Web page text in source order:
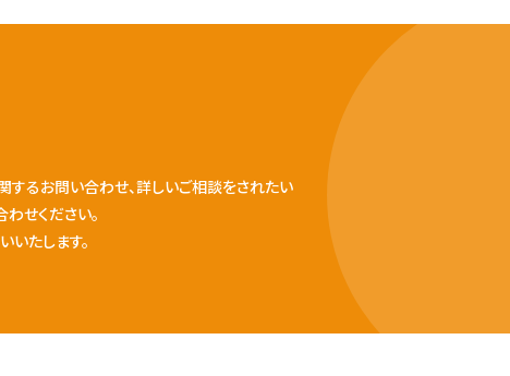
するお問い合わせ、詳しいご相談をされたい
せください。
たします。